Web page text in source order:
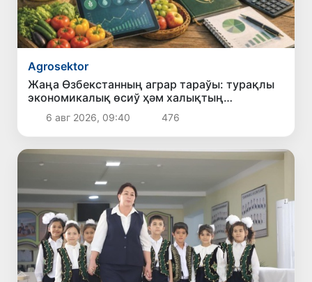
Agrosektor
Жаңа Өзбекстанның аграр тараўы: турақлы
экономикалық өсиў ҳәм халықтың
абаданлығына бағдар
6 авг 2026, 09:40 476